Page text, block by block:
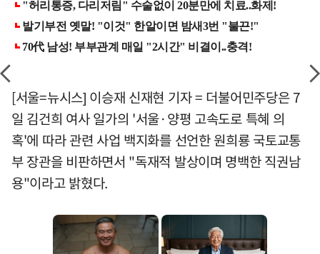
[서울=뉴시스] 이승재 신재현 기자 = 더불어민주당은 7
일 김건희 여사 일가의 '서울·양평 고속도로 특혜 의
혹'에 따라 관련 사업 백지화를 선언한 원희룡 국토교통
부 장관을 비판하면서 "독재적 발상이며 명백한 직권남
용"이라고 밝혔다.